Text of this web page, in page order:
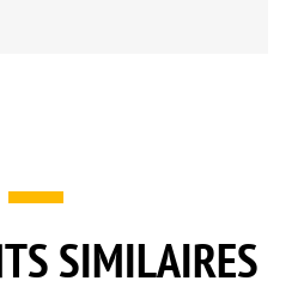
SIMILAIRES